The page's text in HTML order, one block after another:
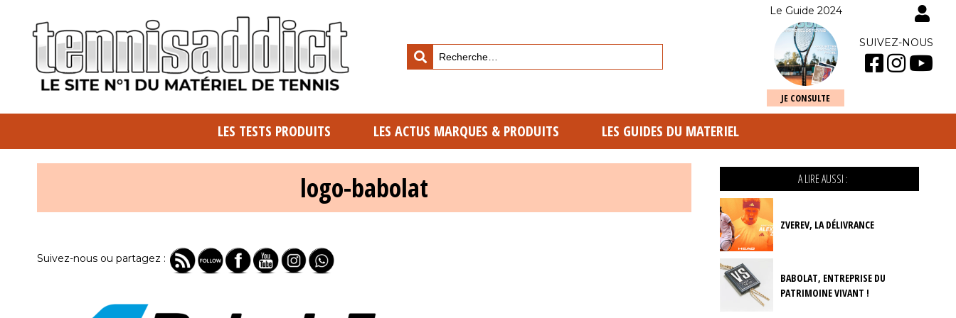
Le Guide 2024
JE CONSULTE
SUIVEZ-NOUS
LES TESTS PRODUITS LES ACTUS MARQUES & PRODUITS LES GUIDES DU MATERIEL
logo-babolat
Suivez-nous ou partagez :
A LIRE AUSSI :
ZVEREV, LA DÉLIVRANCE
BABOLAT, ENTREPRISE DU
PATRIMOINE VIVANT !